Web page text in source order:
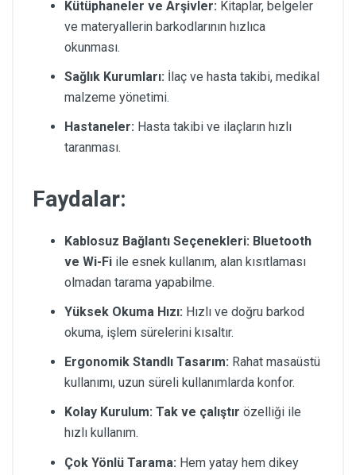
Kütüphaneler ve Arşivler: Kitaplar, belgeler
ve materyallerin barkodlarının hızlıca
okunması.
Sağlık Kurumları: İlaç ve hasta takibi, medikal
malzeme yönetimi.
Hastaneler: Hasta takibi ve ilaçların hızlı
taranması.
Faydalar:
Kablosuz Bağlantı Seçenekleri: Bluetooth
ve Wi-Fi ile esnek kullanım, alan kısıtlaması
olmadan tarama yapabilme.
Yüksek Okuma Hızı: Hızlı ve doğru barkod
okuma, işlem sürelerini kısaltır.
Ergonomik Standlı Tasarım: Rahat masaüstü
kullanımı, uzun süreli kullanımlarda konfor.
Kolay Kurulum: Tak ve çalıştır özelliği ile
hızlı kullanım.
Çok Yönlü Tarama: Hem yatay hem dikey